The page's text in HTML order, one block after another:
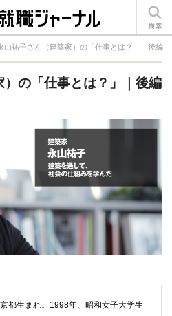
山祐子さん（建築家）の「仕事とは？」｜後編
の「仕事とは？」｜後編
都生まれ。1998年、昭和女子大学生